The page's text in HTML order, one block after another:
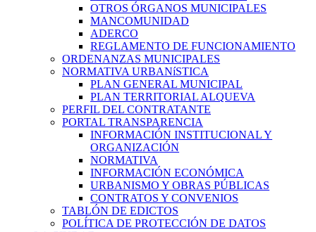
OTROS ÓRGANOS MUNICIPALES
MANCOMUNIDAD
ADERCO
REGLAMENTO DE FUNCIONAMIENTO
ORDENANZAS MUNICIPALES
NORMATIVA URBANíSTICA
PLAN GENERAL MUNICIPAL
PLAN TERRITORIAL ALQUEVA
PERFIL DEL CONTRATANTE
PORTAL TRANSPARENCIA
INFORMACIÓN INSTITUCIONAL Y
ORGANIZACIÓN
NORMATIVA
INFORMACIÓN ECONÓMICA
URBANISMO Y OBRAS PÚBLICAS
CONTRATOS Y CONVENIOS
TABLÓN DE EDICTOS
POLÍTICA DE PROTECCIÓN DE DATOS